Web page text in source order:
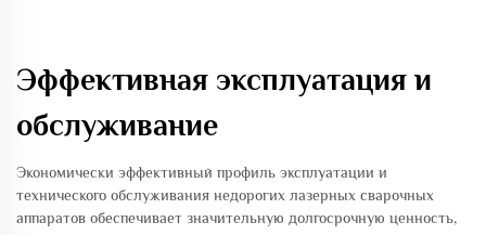
Эффективная эксплуатация и
обслуживание
Экономически эффективный профиль эксплуатации и
технического обслуживания недорогих лазерных сварочных
аппаратов обеспечивает значительную долгосрочную ценность,